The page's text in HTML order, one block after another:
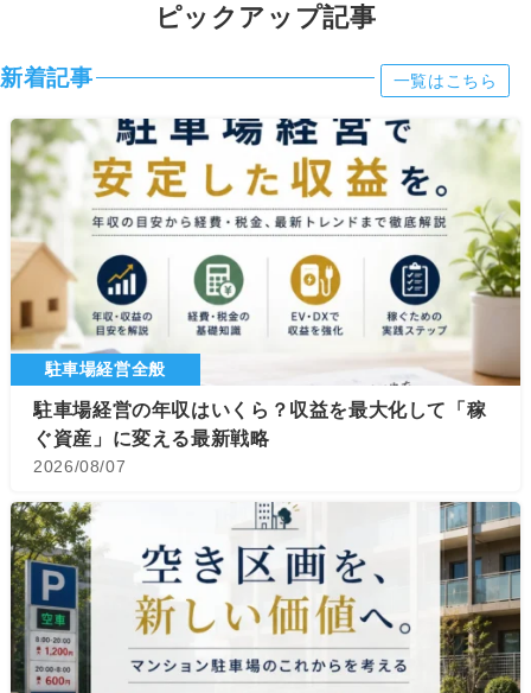
ピックアップ記事
新着記事 一覧はこちら
駐車場経営全般
駐車場経営の年収はいくら？収益を最大化して「稼
ぐ資産」に変える最新戦略
2026/08/07